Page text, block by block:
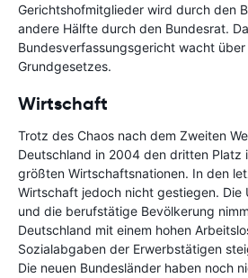
Gerichtshofmitglieder wird durch den
andere Hälfte durch den Bundesrat.
Bundesverfassungsgericht wacht
Grundgesetzes.
Wirtschaft
Trotz des Chaos nach dem Zweiten
Deutschland in 2004 den dritten Platz
größten Wirtschaftsnationen. In den
Wirtschaft jedoch nicht gestiegen. Die
und die berufstätige Bevölkerung
Deutschland mit einem hohen
Sozialabgaben der Erwerbstätigen
Die neuen Bundesländer haben noch